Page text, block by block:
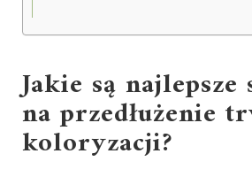
Jakie są najlepsze
na przedłużenie
koloryzacji?